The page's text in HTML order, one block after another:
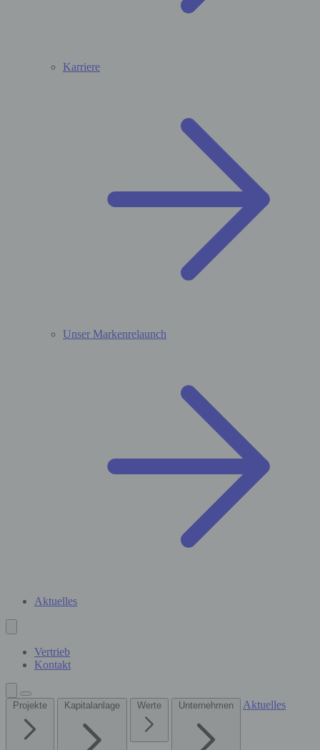
Karriere
Unser Markenrelaunch
Aktuelles
Vertrieb
Kontakt
Projekte Kapitalanlage Werte Unternehmen Aktuelles